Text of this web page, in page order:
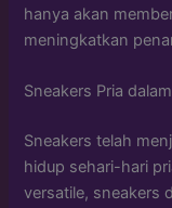
hanya akan
meningkatkan
Sneakers Pria
Sneakers telah
hidup sehari-hari
versatile, sneakers